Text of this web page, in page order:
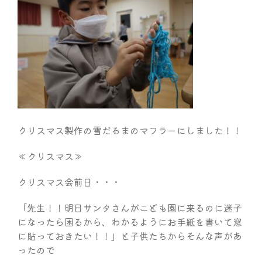
クリスマス製作の雪だるまのマフラーにしました！！
≪クリスマス≫
クリスマス会前日・・・
「先生！！明日サンタさんがこども園に来るのに迷子
になったら困るから、わかるようにお手紙を書いて窓
に貼っておきたい！！」と子供たちからそんな声があ
ったので